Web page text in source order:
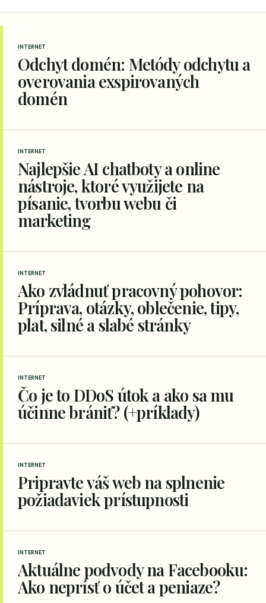
INTERNET
Odchyt domén: Metódy odchytu a
overovania exspirovaných
domén
INTERNET
Najlepšie AI chatboty a online
nástroje, ktoré využijete na
písanie, tvorbu webu či
marketing
INTERNET
Ako zvládnuť pracovný pohovor:
Príprava, otázky, oblečenie, tipy,
plat, silné a slabé stránky
INTERNET
Čo je to DDoS útok a ako sa mu
účinne brániť? (+príklady)
INTERNET
Pripravte váš web na splnenie
požiadaviek prístupnosti
INTERNET
Aktuálne podvody na Facebooku:
Ako neprísť o účet a peniaze?